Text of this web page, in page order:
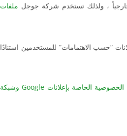
ملفات
“حسب الاهتمامات” للمستخدمين استنادًا
سياسة الخصوصية الخاصة بإعلانات Google وشبكة